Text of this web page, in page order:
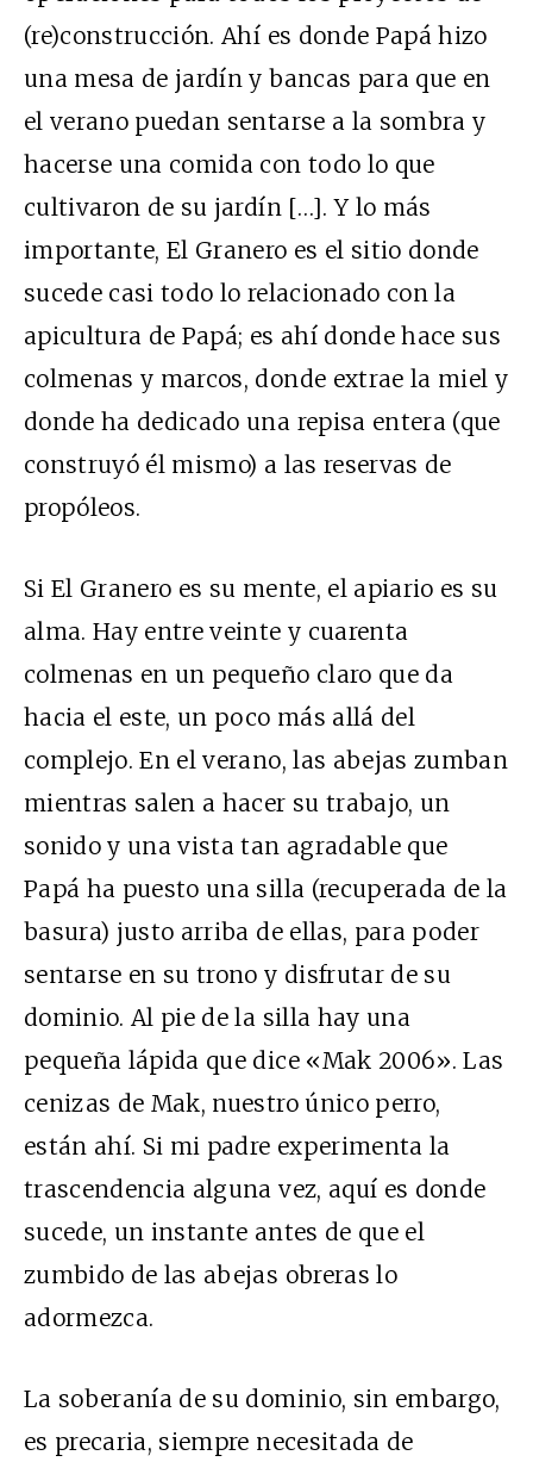
(re)construcción. Ahí es donde Papá hizo
una mesa de jardín y bancas para que en
el verano puedan sentarse a la sombra y
hacerse una comida con todo lo que
cultivaron de su jardín […]. Y lo más
importante, El Granero es el sitio donde
sucede casi todo lo relacionado con la
apicultura de Papá; es ahí donde hace sus
colmenas y marcos, donde extrae la miel y
donde ha dedicado una repisa entera (que
construyó él mismo) a las reservas de
propóleos.
Si El Granero es su mente, el apiario es su
alma. Hay entre veinte y cuarenta
colmenas en un pequeño claro que da
hacia el este, un poco más allá del
complejo. En el verano, las abejas zumban
mientras salen a hacer su trabajo, un
sonido y una vista tan agradable que
Papá ha puesto una silla (recuperada de la
basura) justo arriba de ellas, para poder
sentarse en su trono y disfrutar de su
dominio. Al pie de la silla hay una
pequeña lápida que dice «Mak 2006». Las
cenizas de Mak, nuestro único perro,
están ahí. Si mi padre experimenta la
trascendencia alguna vez, aquí es donde
sucede, un instante antes de que el
zumbido de las abejas obreras lo
adormezca.
La soberanía de su dominio, sin embargo,
es precaria, siempre necesitada de